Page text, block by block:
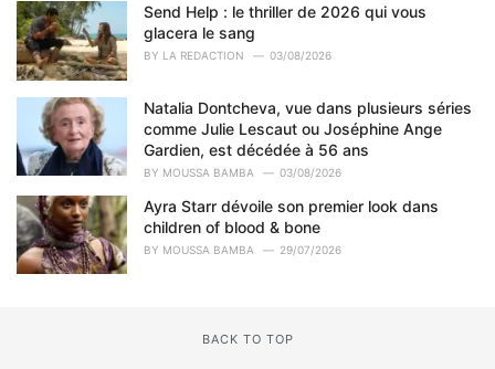
Send Help : le thriller de 2026 qui vous
glacera le sang
BY LA REDACTION 03/08/2026
Natalia Dontcheva, vue dans plusieurs séries
comme Julie Lescaut ou Joséphine Ange
Gardien, est décédée à 56 ans
BY MOUSSA BAMBA 03/08/2026
Ayra Starr dévoile son premier look dans
children of blood & bone
BY MOUSSA BAMBA 29/07/2026
BACK TO TOP